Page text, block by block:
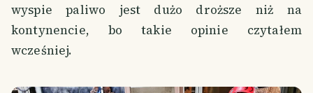
wyspie paliwo jest dużo droższe niż na
kontynencie, bo takie opinie czytałem
wcześniej.